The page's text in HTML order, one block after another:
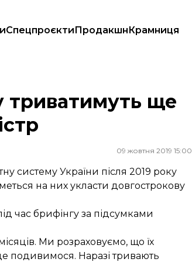
СпецпроєктиПродакшнКрамниця
триватимуть ще
09 жовтня 2019 15:00
систему України після 2019 року
на них укласти довгострокову
час брифінгу за підсумками
Ми розраховуємо, що їх
подивимося. Наразі тривають